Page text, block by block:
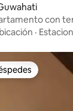
con
·